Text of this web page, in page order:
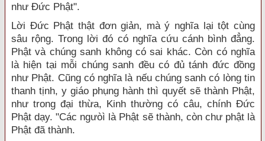
như Đức Phật".
Lời Đức Phật thật đơn giản, mà ý nghĩa lại tột cùng
sâu rộng. Trong lời đó có nghĩa cứu cánh bình đẳng.
Phật và chúng sanh không có sai khác. Còn có nghĩa
là hiện tại mỗi chúng sanh đều có đủ tánh đức đồng
như Phật. Cũng có nghĩa là nếu chúng sanh có lòng tin
thanh tịnh, y giáo phụng hành thì quyết sẽ thành Phật,
như trong đại thừa, Kinh thường có câu, chính Đức
Phật dạy. "Các ngưòì là Phật sẽ thành, còn chư phật là
Phật đã thành.